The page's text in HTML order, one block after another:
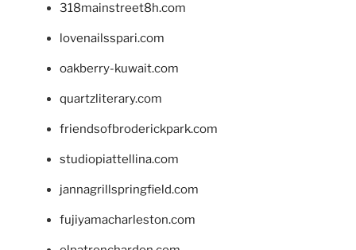
318mainstreet8h.com
lovenailsspari.com
oakberry-kuwait.com
quartzliterary.com
friendsofbroderickpark.com
studiopiattellina.com
jannagrillspringfield.com
fujiyamacharleston.com